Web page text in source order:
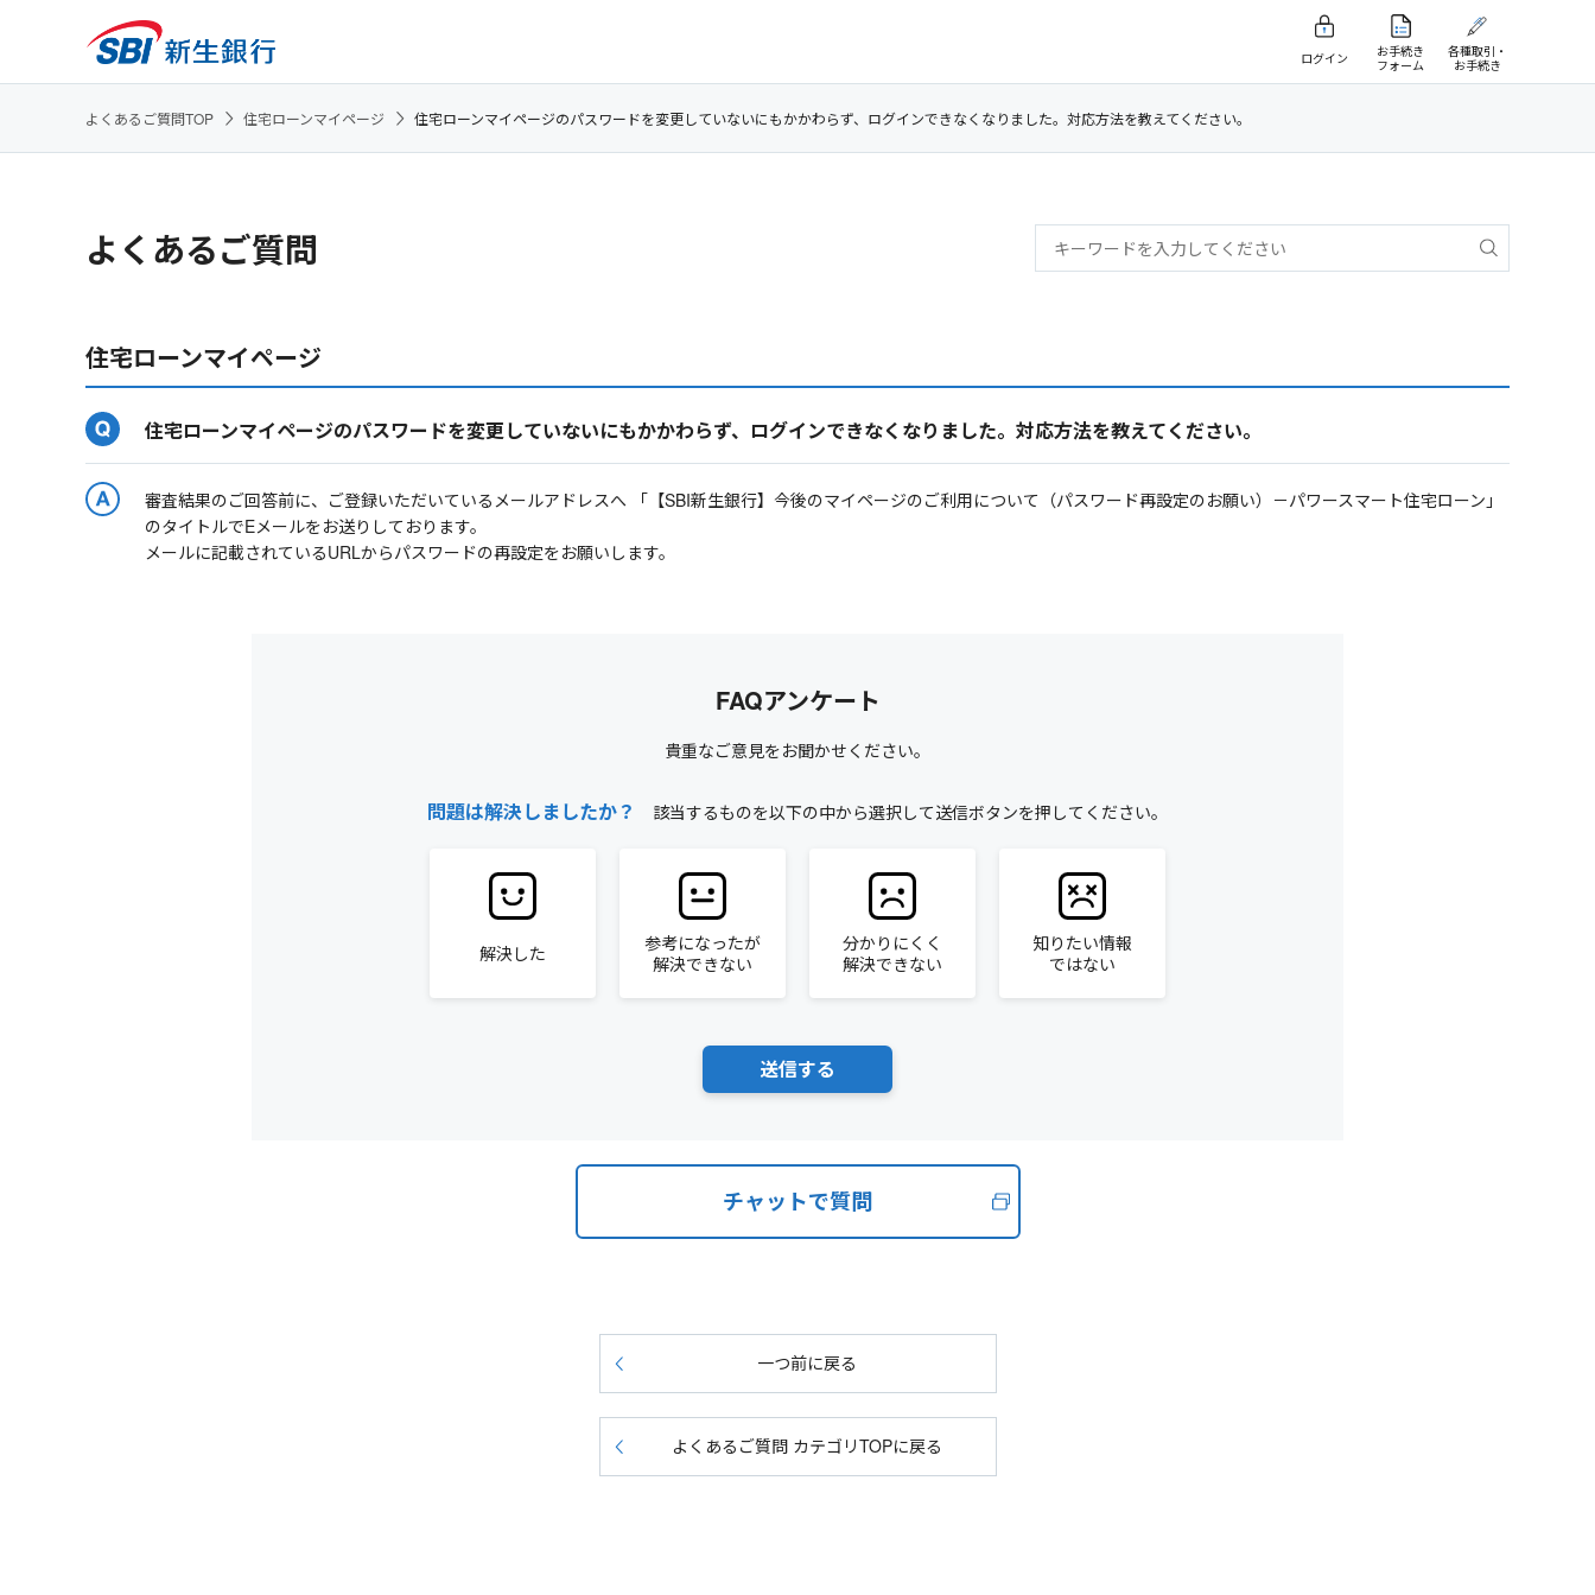
ログイン
お手続き
フォーム
各種取引・
お手続き
よくあるご質問TOP 住宅ローンマイページ 住宅ローンマイページのパスワードを変更していないにもかかわらず、ログインできなくなりました。対応方法を教えてください。
よくあるご質問
住宅ローンマイページ
住宅ローンマイページのパスワードを変更していないにもかかわらず、ログインできなくなりました。対応方法を教えてください。
審査結果のご回答前に、ご登録いただいているメールアドレスへ 「【SBI新生銀行】今後のマイページのご利用について（パスワード再設定のお願い）－パワースマート住宅ローン」
のタイトルでEメールをお送りしております。
メールに記載されているURLからパスワードの再設定をお願いします。
FAQアンケート
貴重なご意見をお聞かせください。
問題は解決しましたか？ 該当するものを以下の中から選択して送信ボタンを押してください。
解決した
参考になったが
解決できない
分かりにくく
解決できない
知りたい情報
ではない
チャットで質問
一つ前に戻る
よくあるご質問 カテゴリTOPに戻る